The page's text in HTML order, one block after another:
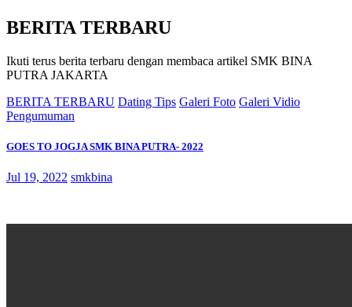
BERITA TERBARU
Ikuti terus berita terbaru dengan membaca artikel SMK BINA
PUTRA JAKARTA
BERITA TERBARU Dating Tips Galeri Foto Galeri Vidio
Pengumuman
GOES TO JOGJA SMK BINA PUTRA- 2022
Jul 19, 2022 smkbina